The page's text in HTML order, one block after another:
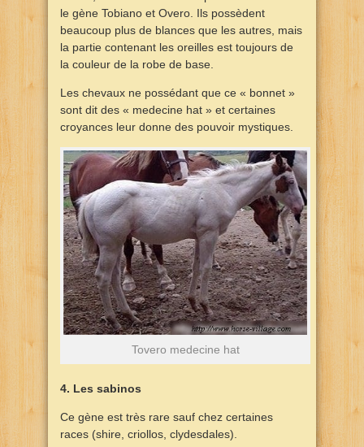
le gène Tobiano et Overo. Ils possèdent
beaucoup plus de blances que les autres, mais
la partie contenant les oreilles est toujours de
la couleur de la robe de base.
Les chevaux ne possédant que ce « bonnet »
sont dit des « medecine hat » et certaines
croyances leur donne des pouvoir mystiques.
Tovero medecine hat
4. Les sabinos
Ce gène est très rare sauf chez certaines
races (shire, criollos, clydesdales).